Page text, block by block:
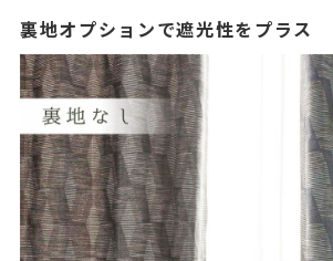
裏地オプションで遮光性をプラス